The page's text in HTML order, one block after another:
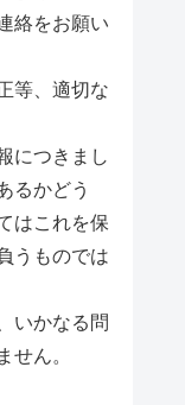
絡をお願い
等、適切な
につきまし
るかどう
はこれを保
うものでは
いかなる問
せん。